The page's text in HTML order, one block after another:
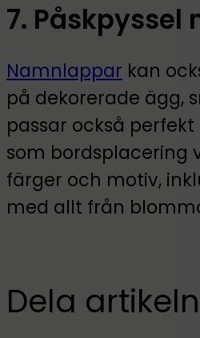
7.
Namnlappar kan
på dekorerade ägg,
passar också
som bordsplacering
färger och motiv,
med allt från
Dela artikeln